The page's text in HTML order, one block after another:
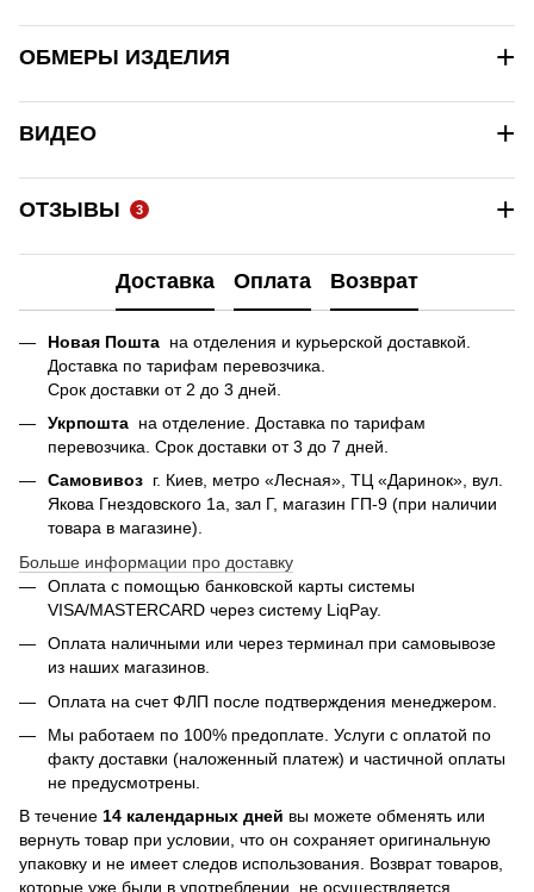
ОБМЕРЫ ИЗДЕЛИЯ +
ВИДЕО +
ОТЗЫВЫ 3 +
Доставка Оплата Возврат
Новая Пошта на отделения и курьерской доставкой.
Доставка по тарифам перевозчика.
Срок доставки от 2 до 3 дней.
Укрпошта на отделение. Доставка по тарифам
перевозчика. Срок доставки от 3 до 7 дней.
Самовивоз г. Киев, метро «Лесная», ТЦ «Даринок», вул.
Якова Гнездовского 1а, зал Г, магазин ГП-9 (при наличии
товара в магазине).
Больше информации про доставку
Оплата с помощью банковской карты системы
VISA/MASTERCARD через систему LiqPay.
Оплата наличными или через терминал при самовывозе
из наших магазинов.
Оплата на счет ФЛП после подтверждения менеджером.
Мы работаем по 100% предоплате. Услуги с оплатой по
факту доставки (наложенный платеж) и частичной оплаты
не предусмотрены.
В течение 14 календарных дней вы можете обменять или
вернуть товар при условии, что он сохраняет оригинальную
упаковку и не имеет следов использования. Возврат товаров,
которые уже были в употреблении, не осуществляется.